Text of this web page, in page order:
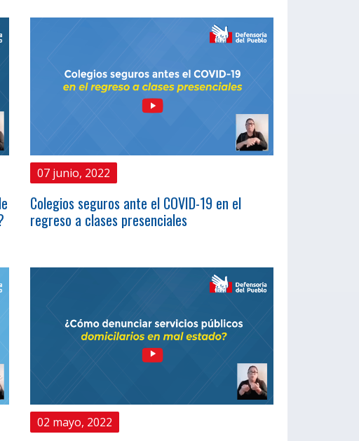
07 junio, 2022
Colegios seguros ante el COVID-19 en el
regreso a clases presenciales
02 mayo, 2022